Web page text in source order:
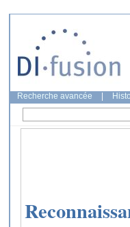
Recherche avancée